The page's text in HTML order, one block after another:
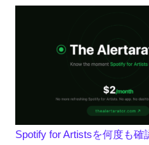
Spotify for Artistsを何度も